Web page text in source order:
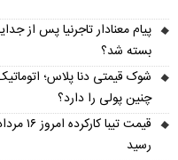
پیام معنادار تاجرنیا پس از
بسته شد؟
چنین پولی را دارد؟
رسید